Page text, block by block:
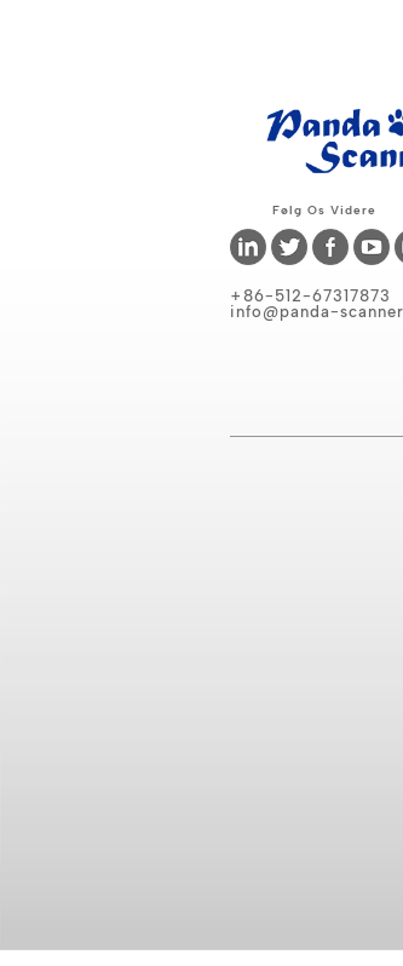
Følg Os Videre
+86-512-67317873
info@panda-